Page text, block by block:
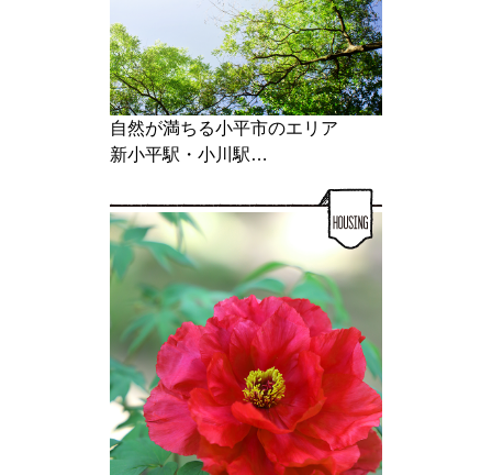
自然が満ちる小平市のエリア
新小平駅・小川駅…